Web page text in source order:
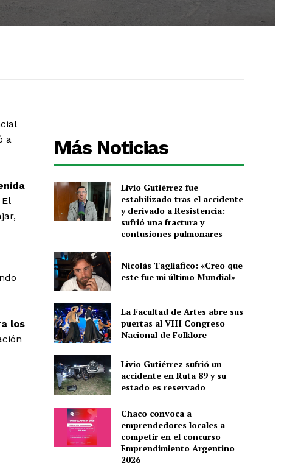
a
El
los
Más Noticias
Livio Gutiérrez fue
estabilizado tras el accidente
y derivado a Resistencia:
sufrió una fractura y
contusiones pulmonares
Nicolás Tagliafico: «Creo que
este fue mi último Mundial»
La Facultad de Artes abre sus
puertas al VIII Congreso
Nacional de Folklore
Livio Gutiérrez sufrió un
accidente en Ruta 89 y su
estado es reservado
Chaco convoca a
emprendedores locales a
competir en el concurso
Emprendimiento Argentino
2026